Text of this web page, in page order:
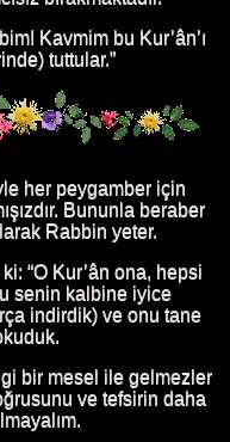
Kavmim bu Kur’ân’ı
tuttular.”
her peygamber için
Bununla beraber
Rabbin yeter.
“O Kur’ân ona, hepsi
senin kalbine iyice
indirdik) ve onu tane
bir mesel ile gelmezler
ve tefsirin daha